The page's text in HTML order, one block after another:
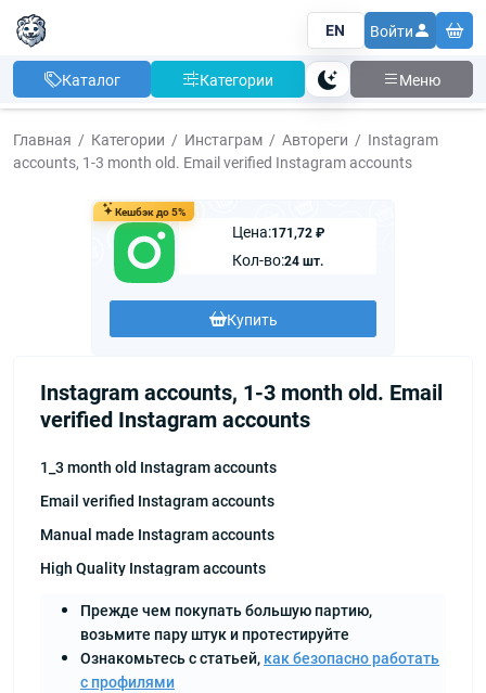
EN Войти
Каталог Категории Тема Меню
Главная Категории Инстаграм Автореги
Instagram
accounts, 1-3 month old. Email verified Instagram accounts
Кешбэк до 5%
Цена:171,72 ₽
Кол-во:24 шт.
Купить
Instagram accounts, 1-3 month old. Email
verified Instagram accounts
1_3 month old Instagram accounts
Email verified Instagram accounts
Manual made Instagram accounts
High Quality Instagram accounts
Прежде чем покупать большую партию,
возьмите пару штук и протестируйте
Ознакомьтесь с статьей, как безопасно работать
с профилями